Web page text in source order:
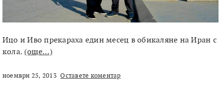
Ицо и Иво прекараха един месец в обикаляне на Иран с
кола. (още…)
ноември 25, 2013 Оставете коментар